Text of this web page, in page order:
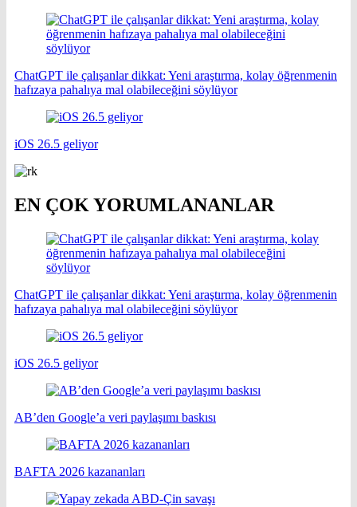
ChatGPT ile çalışanlar dikkat: Yeni araştırma, kolay öğrenmenin
hafızaya pahalıya mal olabileceğini söylüyor
iOS 26.5 geliyor
EN ÇOK YORUMLANANLAR
ChatGPT ile çalışanlar dikkat: Yeni araştırma, kolay öğrenmenin
hafızaya pahalıya mal olabileceğini söylüyor
iOS 26.5 geliyor
AB’den Google’a veri paylaşımı baskısı
BAFTA 2026 kazananları